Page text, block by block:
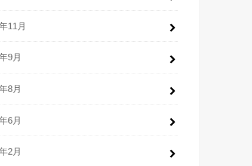
11月
9月
8月
6月
2月